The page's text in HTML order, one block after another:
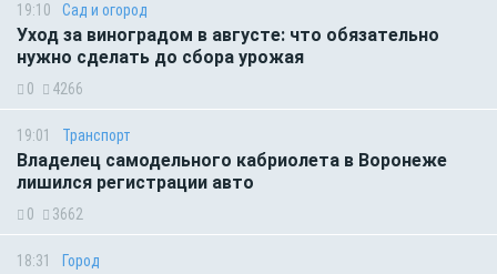
19:10 Сад и огород
Уход за виноградом в августе: что обязательно
нужно сделать до сбора урожая
0 4266
19:01 Транспорт
Владелец самодельного кабриолета в Воронеже
лишился регистрации авто
0 3662
18:31 Город